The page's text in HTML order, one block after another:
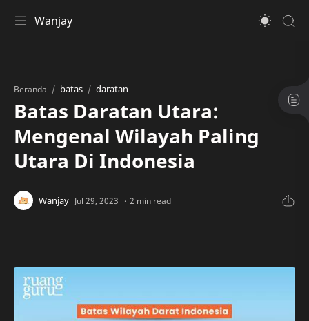
Wanjay
Beranda batas daratan
Batas Daratan Utara:
Mengenal Wilayah Paling
Utara Di Indonesia
2 min read